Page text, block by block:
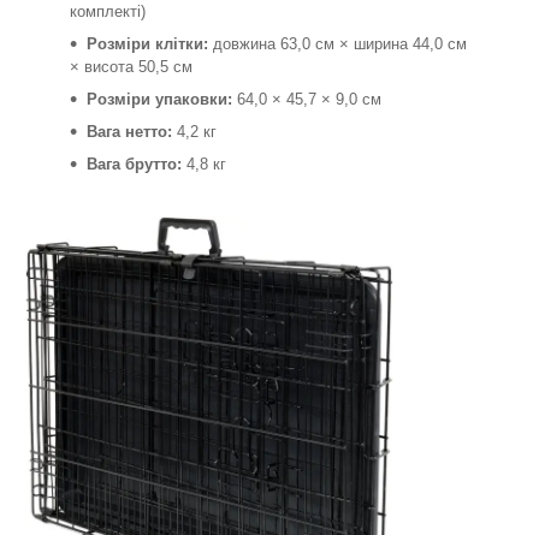
комплекті)
Розміри клітки: довжина 63,0 см × ширина 44,0 см
× висота 50,5 см
Розміри упаковки: 64,0 × 45,7 × 9,0 см
Вага нетто: 4,2 кг
Вага брутто: 4,8 кг